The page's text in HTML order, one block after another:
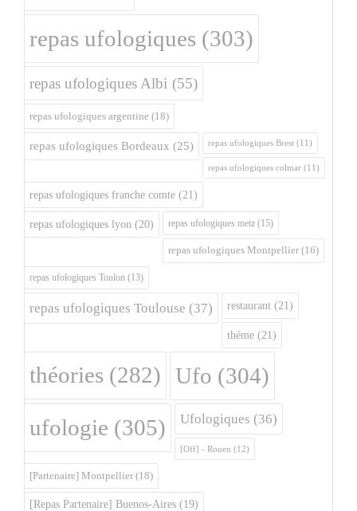
repas ufologiques (303)
repas ufologiques Albi (55)
repas ufologiques argentine (18)
repas ufologiques Bordeaux (25) repas ufologiques Brest (11)
repas ufologiques colmar (11)
repas ufologiques franche comte (21)
repas ufologiques lyon (20) repas ufologiques metz (15)
repas ufologiques Montpellier (16)
repas ufologiques Toulon (13)
repas ufologiques Toulouse (37) restaurant (21)
théme (21)
théories (282) Ufo (304)
ufologie (305) Ufologiques (36)
[Off] - Rouen (12)
[Partenaire] Montpellier (18)
[Repas Partenaire] Buenos-Aires (19)